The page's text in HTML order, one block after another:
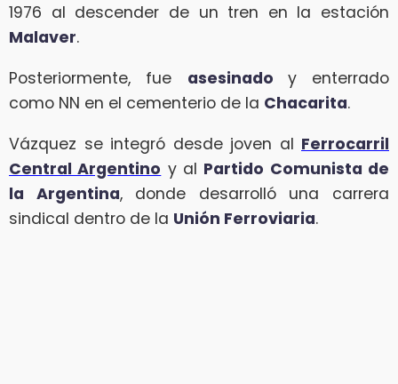
1976 al descender de un tren en la estación
Malaver.
Posteriormente, fue asesinado y enterrado
como NN en el cementerio de la Chacarita.
Vázquez se integró desde joven al Ferrocarril
Central Argentino y al Partido Comunista de
la Argentina, donde desarrolló una carrera
sindical dentro de la Unión Ferroviaria.